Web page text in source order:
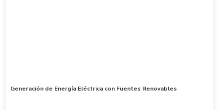
Generación de Energía Eléctrica con Fuentes Renovables